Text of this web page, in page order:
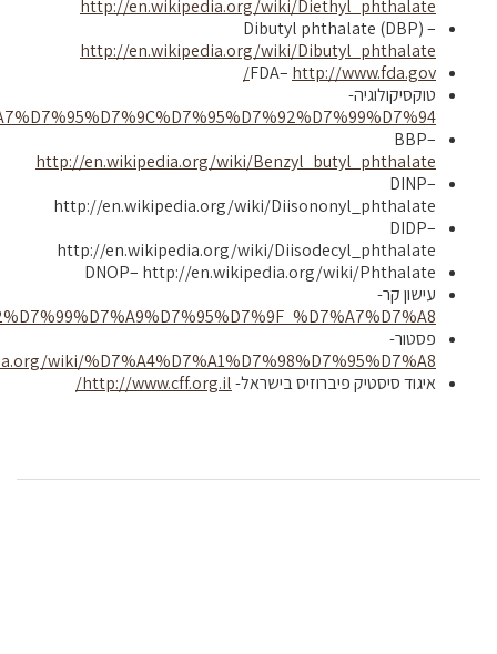
http://en.wikipedia.org/wiki/Diethyl_phthalate
Dibutyl phthalate (DBP)–
http://en.wikipedia.org/wiki/Dibutyl_phthalate
FDA– http://www.fda.gov
/
טוקסיקולוגיה-
BBP–
http://en.wikipedia.org/wiki/Benzyl_butyl_phthalate
DINP–
http://en.wikipedia.org/wiki/Diisononyl_phthalate
DIDP–
http://en.wikipedia.org/wiki/Diisodecyl_phthalate
DNOP– http://en.wikipedia.org/wiki/Phthalate
עישון קר-
פסטור-
wiki/%D7%A4%D7%A1%D7%98%D7%95%D7%A8
איגוד סיסטיק פיברוזיס בישראל-http://www.cff.org.il
/